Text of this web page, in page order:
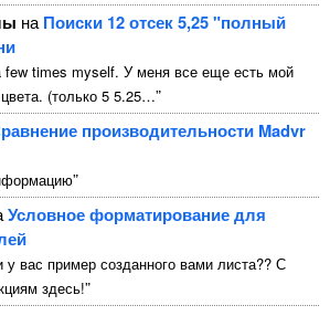
на Поиски 12 отсек 5,25 "полный
few times myself. У меня все еще есть мой
(только 5 5.25…”
производительности Madvr
”
Условное форматирование для
вас пример созданного вами листа?? С
здесь!”